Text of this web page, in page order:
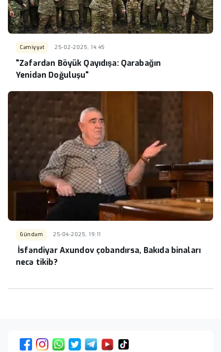
Cəmiyyət 25-02-2025, 14:45
"Zəfərdən Böyük Qayıdışa: Qarabağın
Yenidən Doğuluşu"
Gündəm 25-04-2025, 19:11
İsfəndiyar Axundov çobandırsa, Bakıda binaları
necə tikib?